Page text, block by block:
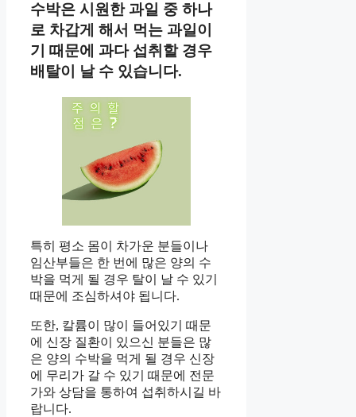
수박은 시원한 과일 중 하나
로 차갑게 해서 먹는 과일이
기 때문에 과다 섭취할 경우
배탈이 날 수 있습니다.
특히 평소 몸이 차가운 분들이나
임산부들은 한 번에 많은 양의 수
박을 먹게 될 경우 탈이 날 수 있기
때문에 조심하셔야 됩니다.
또한, 칼륨이 많이 들어있기 때문
에 신장 질환이 있으신 분들은 많
은 양의 수박을 먹게 될 경우 신장
에 무리가 갈 수 있기 때문에 전문
가와 상담을 통하여 섭취하시길 바
랍니다.